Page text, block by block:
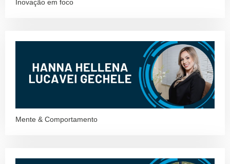
Inovação em foco
Mente & Comportamento